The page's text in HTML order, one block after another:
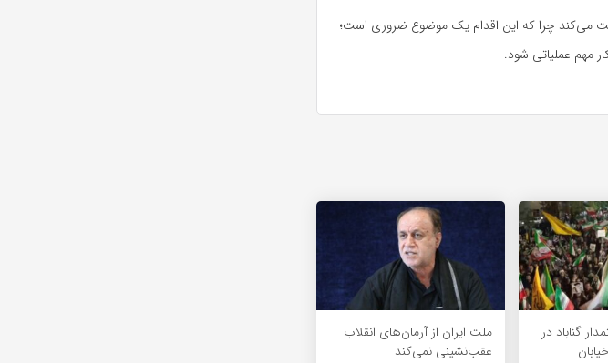
می‌کند چرا که این اقدام یک موضوع ضروری است؛
مهم عملیاتی شود.
گناباد در
ملت ایران از آرمان‌های انقلاب
عقب‌نشینی نمی‌کند